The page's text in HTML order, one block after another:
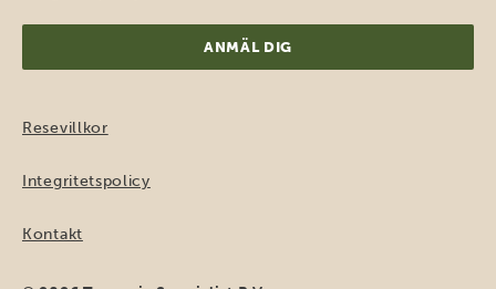
Resevillkor
Integritetspolicy
Kontakt